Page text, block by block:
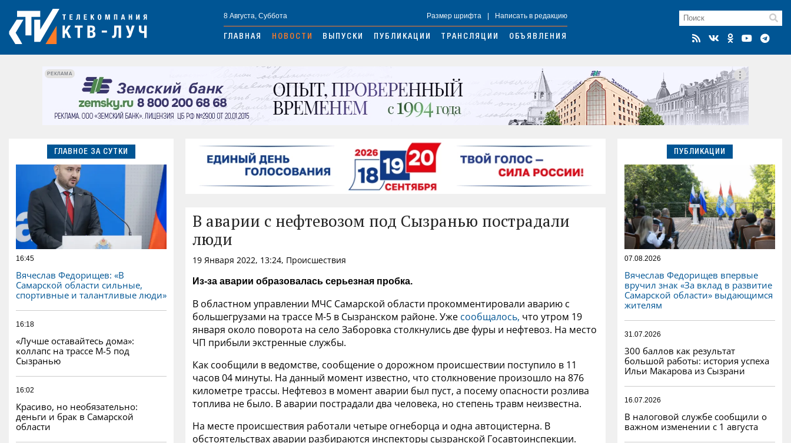
8 Августа, Суббота Размер шрифта Написать в редакцию
ГЛАВНАЯ НОВОСТИ ВЫПУСКИ ПУБЛИКАЦИИ ТРАНСЛЯЦИИ ОБЪЯВЛЕНИЯ
РЕКЛАМА
ГЛАВНОЕ ЗА СУТКИ
16:45
Вячеслав Федорищев: «В
Самарской области сильные,
спортивные и талантливые люди»
16:18
«Лучше оставайтесь дома»:
коллапс на трассе М-5 под
Сызранью
16:02
Красиво, но необязательно:
деньги и брак в Самарской
области
В аварии с нефтевозом под Сызранью пострадали
люди
19 Января 2022, 13:24, Происшествия
Из-за аварии образовалась серьезная пробка.
В областном управлении МЧС Самарской области прокомментировали аварию с
большегрузами на трассе М-5 в Сызранском районе. Уже сообщалось, что утром 19
января около поворота на село Заборовка столкнулись две фуры и нефтевоз. На место
ЧП прибыли экстренные службы.
Как сообщили в ведомстве, сообщение о дорожном происшествии поступило в 11
часов 04 минуты. На данный момент известно, что столкновение произошло на 876
километре трассы. Нефтевоз в момент аварии был пуст, а посему опасности розлива
топлива не было. В аварии пострадали два человека, но степень травм неизвестна.
На месте происшествия работали четыре огнеборца и одна автоцистерна. В
обстоятельствах аварии разбираются инспекторы сызранской Госавтоинспекции.
ПУБЛИКАЦИИ
07.08.2026
Вячеслав Федорищев впервые
вручил знак «За вклад в развитие
Самарской области» выдающимся
жителям
31.07.2026
300 баллов как результат
большой работы: история успеха
Ильи Макарова из Сызрани
16.07.2026
В налоговой службе сообщили о
важном изменении с 1 августа